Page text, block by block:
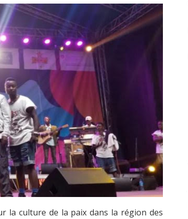
la culture de la paix dans la région des